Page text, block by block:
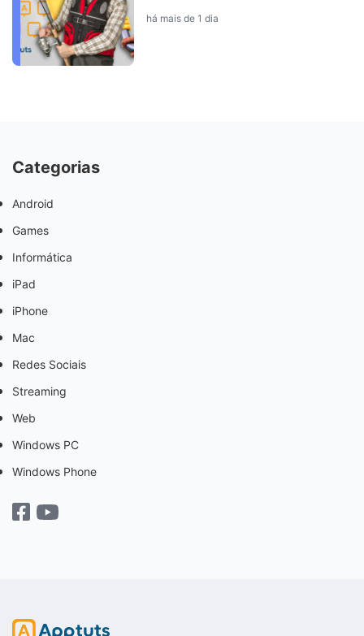
há mais de 1 dia
Categorias
Android
Games
Informática
iPad
iPhone
Mac
Redes Sociais
Streaming
Web
Windows PC
Windows Phone